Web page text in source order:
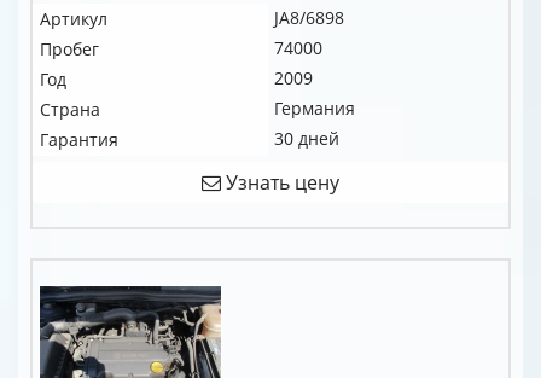
Артикул
JA8/6898
Пробег
74000
Год
2009
Страна
Германия
Гарантия
30 дней
Узнать цену